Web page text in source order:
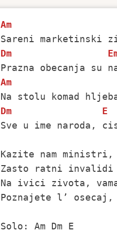
Am
Dm
Am
Dm
E
Sve u ime naroda,
Kazite nam
Zasto ratni invalidi
Na ivici zivota,
Poznajete l’ osecaj,
Solo: Am Dm E